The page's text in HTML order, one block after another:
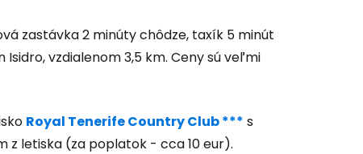
zastávka 2 minúty chôdze, taxík 5 minút
Isidro, vzdialenom 3,5 km. Ceny sú veľmi
Royal Tenerife Country Club *** s
z letiska (za poplatok - cca 10 eur).
na Facebooku